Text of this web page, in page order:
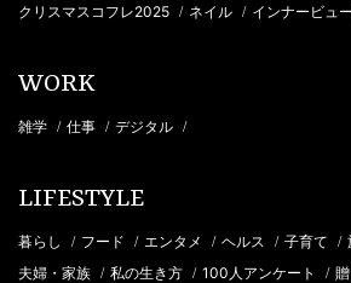
クリスマスコフレ2025 / ネイル / インナービュ
WORK
雑学 / 仕事 / デジタル /
LIFESTYLE
暮らし / フード / エンタメ / ヘルス / 子育て /
夫婦・家族 / 私の生き方 / 100人アンケート /